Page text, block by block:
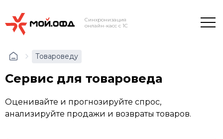
Синхронизация
онлайн-касс с 1С
Товароведу
Сервис для товароведа
Оценивайте и прогнозируйте спрос,
анализируйте продажи и возвраты товаров.